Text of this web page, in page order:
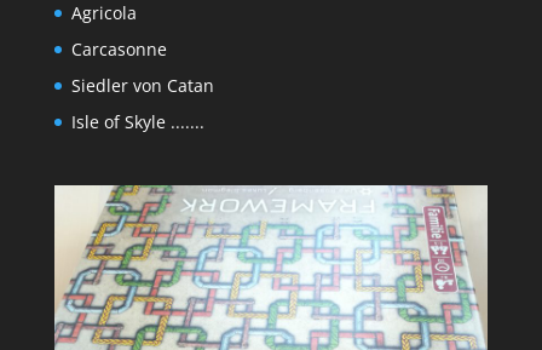
Agricola
Carcasonne
Siedler von Catan
Isle of Skyle .......